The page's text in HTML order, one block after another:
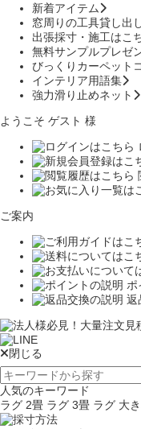
新着アイテム
窓周りの工具貸し出
出張採寸・施工はこ
無料サンプルプレゼ
びっくりカーペット
インテリア用語集
強力滑り止めネット
ようこそ ゲスト 様
ご案内
ポ
返
閉じる
人気のキーワード
ラグ 2畳 ラグ 3畳 ラグ 大